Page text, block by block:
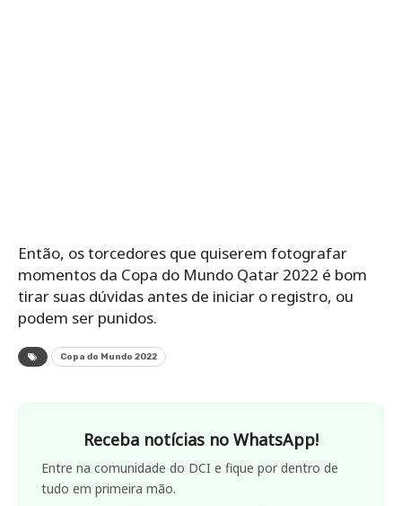
Então, os torcedores que quiserem fotografar
momentos da Copa do Mundo Qatar 2022 é bom
tirar suas dúvidas antes de iniciar o registro, ou
podem ser punidos.
Copa do Mundo 2022
Receba notícias no WhatsApp!
Entre na comunidade do DCI e fique por dentro de
tudo em primeira mão.